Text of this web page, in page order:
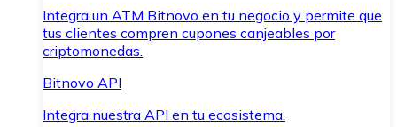
Integra un ATM Bitnovo en tu negocio y permite que
tus clientes compren cupones canjeables por
criptomonedas.
Bitnovo API
Integra nuestra API en tu ecosistema.